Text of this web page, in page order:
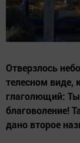
Отверзлось
телесном виде,
глаголющий:
благоволение!
дано второе